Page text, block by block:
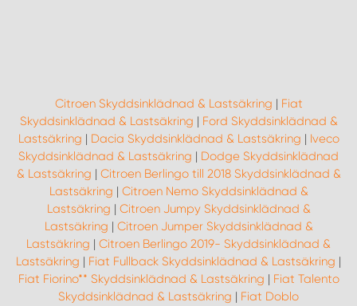
Citroen Skyddsinklädnad & Lastsäkring | Fiat
Skyddsinklädnad & Lastsäkring | Ford Skyddsinklädnad &
Lastsäkring | Dacia Skyddsinklädnad & Lastsäkring | Iveco
Skyddsinklädnad & Lastsäkring | Dodge Skyddsinklädnad
& Lastsäkring | Citroen Berlingo till 2018 Skyddsinklädnad &
Lastsäkring | Citroen Nemo Skyddsinklädnad &
Lastsäkring | Citroen Jumpy Skyddsinklädnad &
Lastsäkring | Citroen Jumper Skyddsinklädnad &
Lastsäkring | Citroen Berlingo 2019- Skyddsinklädnad &
Lastsäkring | Fiat Fullback Skyddsinklädnad & Lastsäkring |
Fiat Fiorino** Skyddsinklädnad & Lastsäkring | Fiat Talento
Skyddsinklädnad & Lastsäkring | Fiat Doblo